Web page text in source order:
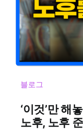
블로그
‘이것’만 해
노후, 노후